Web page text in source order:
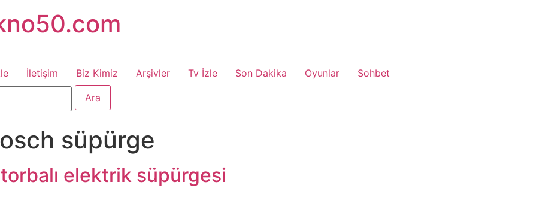
İletişim Biz Kimiz Arşivler Tv İzle Son Dakika Oyunlar Sohbet
süpürge
elektrik süpürgesi